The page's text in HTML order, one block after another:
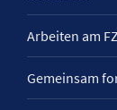
Arbeiten am
Gemeinsam